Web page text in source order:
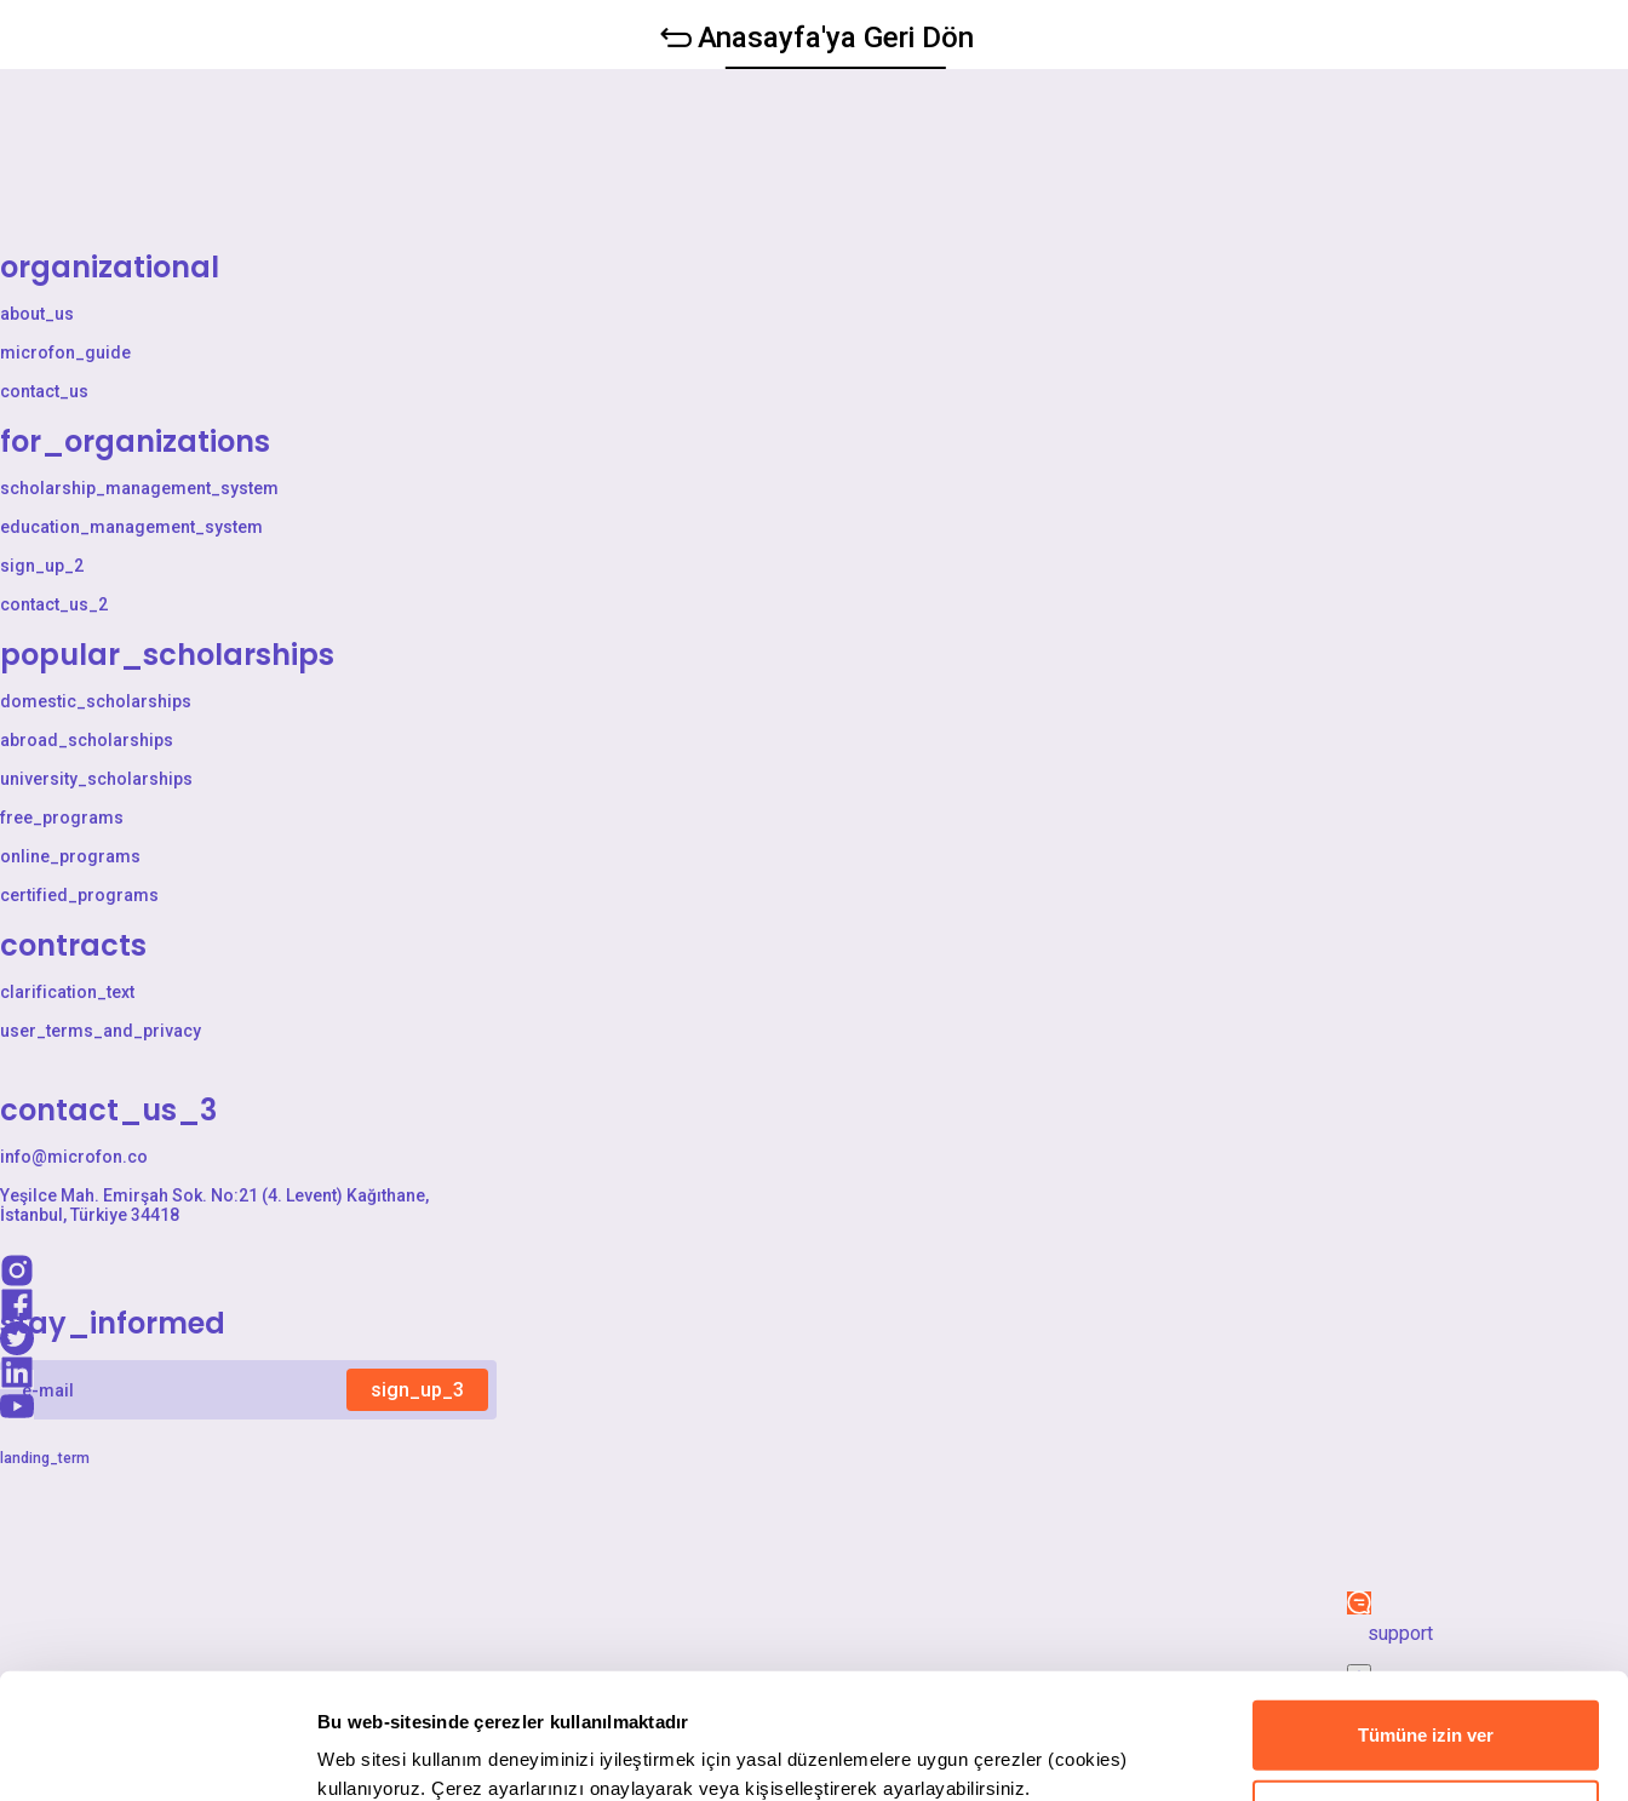
Bu web-sitesinde çerezler kullanılmaktadır
Web sitesi kullanım deneyiminizi iyileştirmek için yasal düzenlemelere uygun çerezler (cookies)
kullanıyoruz. Çerez ayarlarınızı onaylayarak veya kişiselleştirerek ayarlayabilirsiniz.
Tümüne izin ver
Anasayfa'ya Geri Dön
organizational
about_us
microfon_guide
contact_us
for_organizations
scholarship_management_system
education_management_system
sign_up_2
contact_us_2
popular_scholarships
domestic_scholarships
abroad_scholarships
university_scholarships
free_programs
online_programs
certified_programs
contracts
clarification_text
user_terms_and_privacy
contact_us_3
info@microfon.co
Yeşilce Mah. Emirşah Sok. No:21 (4. Levent) Kağıthane,
İstanbul, Türkiye 34418
stay_informed
sign_up_3
landing_term
support